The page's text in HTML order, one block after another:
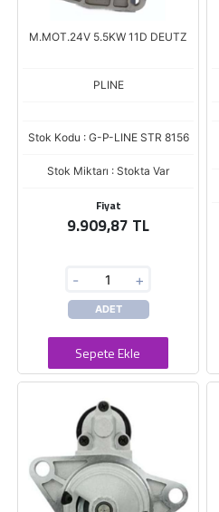
M.MOT.24V 5.5KW 11D DEUTZ
PLINE
Stok Kodu : G-P-LINE STR 8156
Stok Miktarı : Stokta Var
Fiyat
9.909,87 TL
- +
ADET
Sepete Ekle